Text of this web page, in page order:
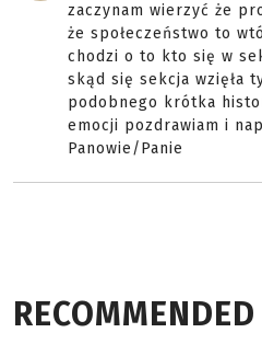
zaczynam wierzyć że
że społeczeństwo to
chodzi o to kto się w
skąd się sekcja wzięła
podobnego krótka
emocji pozdrawiam i
Panowie/Panie
RECOMMENDED